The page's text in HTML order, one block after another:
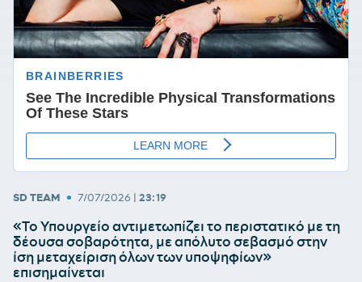
SD TEAM • 7/07/2026 | 23:19
«Το Υπουργείο αντιμετωπίζει το περιστατικό με τη
δέουσα σοβαρότητα, με απόλυτο σεβασμό στην
ίση μεταχείριση όλων των υποψηφίων»
επισημαίνεται